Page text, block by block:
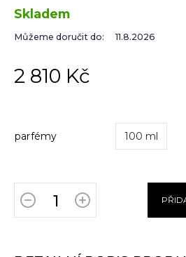
parfémy 100 ml
2 810 Kč
Skladem
Můžeme doručit do: 11.8.2026